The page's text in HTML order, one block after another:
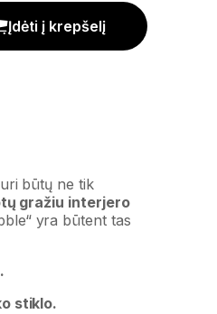
Įdėti į krepšelį
būtų ne tik
gražiu interjero
yra būtent tas
stiklo.